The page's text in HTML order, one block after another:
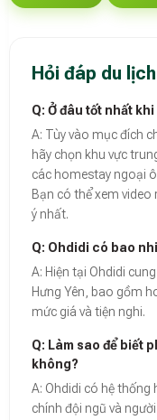
Hỏi đáp du
Q: Ở đâu tốt nhất
A: Tùy vào mục đích
hãy chọn khu vực
các homestay ngoại
Bạn có thể xem video
ý nhất.
Q: Ohdidi có bao
A: Hiện tại Ohdidi
Hưng Yên, bao gồm
mức giá và tiện nghi.
Q: Làm sao để biết
không?
A: Ohdidi có hệ thống
chính đội ngũ và